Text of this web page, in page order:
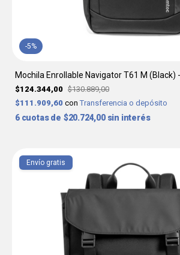
-5%
Mochila Enrollable Navigator T61 M (Black)
$124.344,00 $130.889,00
$111.909,60 con Transferencia o depósito
6 $20.724,00 sin interés
Envío gratis